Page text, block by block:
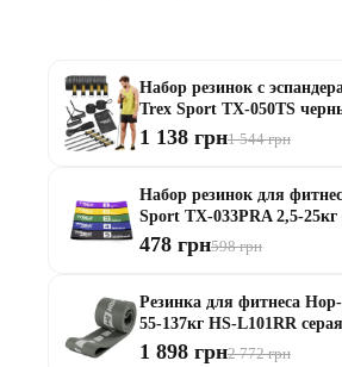
Избранное
Корзина
Набор резинок с
Trex Sport TX-050TS
1 138 грн1 544 грн
Набор резинок для
Sport TX-033PRA 2,5-25кг
478 грн598 грн
Резинка для фитнеса
55-137кг HS-L101RR серая
1 898 грн2 772 грн